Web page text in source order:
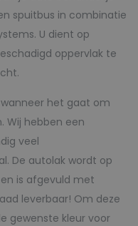
spuitbus in combinatie
U dient op
oppervlak te
wanneer het gaat om
Wij hebben een
veel
De autolak wordt op
is afgevuld met
leverbaar! Om deze
gewenste kleur voor